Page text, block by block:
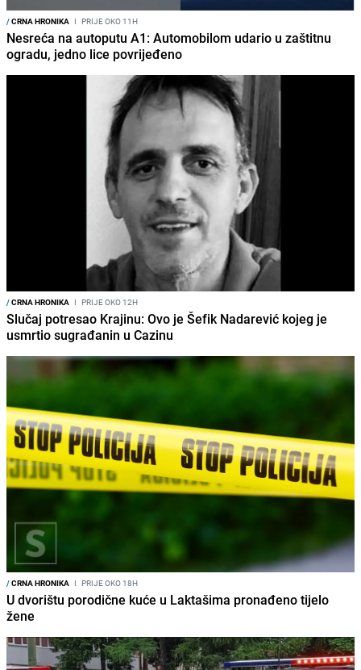
/CRNA HRONIKA I PRIJE OKO 11H
Nesreća na autoputu A1: Automobilom udario u zaštitnu
ogradu, jedno lice povrijeđeno
/CRNA HRONIKA I PRIJE OKO 12H
Slučaj potresao Krajinu: Ovo je Šefik Nadarević kojeg je
usmrtio sugrađanin u Cazinu
/CRNA HRONIKA I PRIJE OKO 18H
U dvorištu porodične kuće u Laktašima pronađeno tijelo
žene